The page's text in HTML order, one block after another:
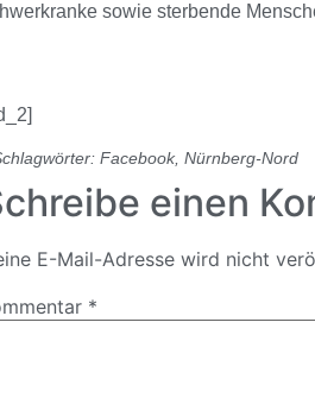
sowie sterbende
Facebook, Nürnberg-Nord
einen
E-Mail-Adresse wird nicht
*